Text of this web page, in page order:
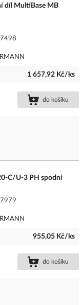
díl MultiBase MB
1 657,92 Kč/ks
do košíku
C/U-3 PH spodní
955,05 Kč/ks
do košíku